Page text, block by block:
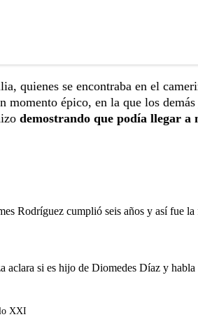
quienes se encontraba en el
momento épico, en la que los
demostrando que podía llegar a
Rodríguez cumplió seis años y así fue la
aclara si es hijo de Diomedes Díaz y
XXI